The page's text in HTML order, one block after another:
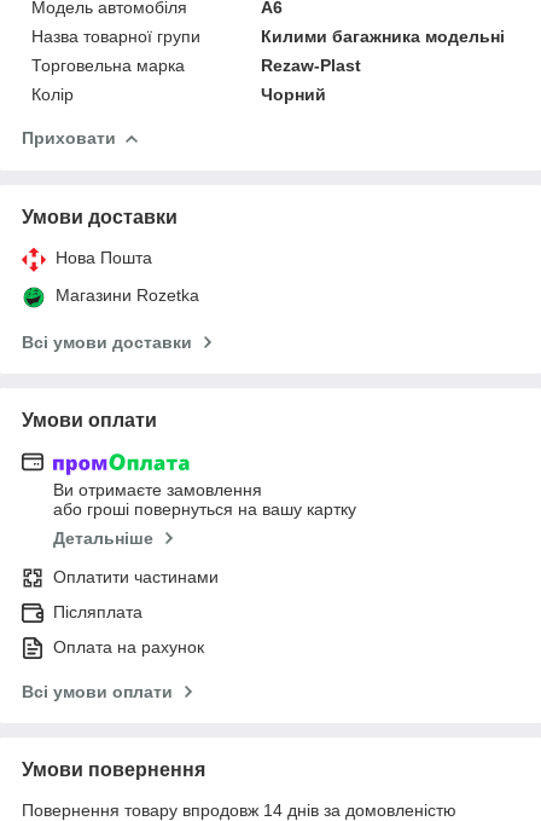
Модель автомобіля
A6
Назва товарної групи
Килими багажника модельні
Торговельна марка
Rezaw-Plast
Колір
Чорний
Приховати
Умови доставки
Нова Пошта
Магазини Rozetka
Всі умови доставки
Умови оплати
Ви отримаєте замовлення
або гроші повернуться на вашу картку
Детальніше
Оплатити частинами
Післяплата
Оплата на рахунок
Всі умови оплати
Умови повернення
Повернення товару впродовж 14 днів за домовленістю